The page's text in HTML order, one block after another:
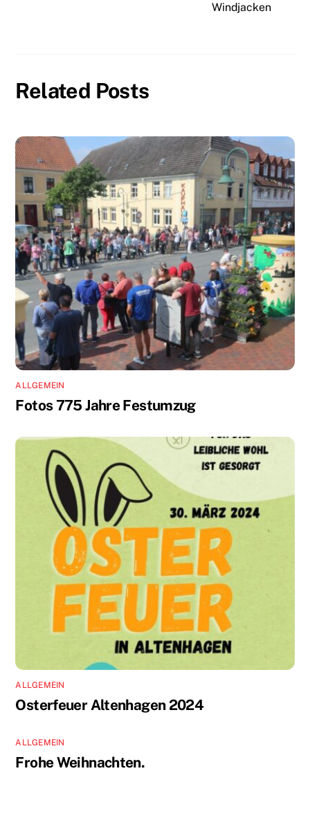
Windjacken
Related Posts
ALLGEMEIN
Fotos 775 Jahre Festumzug
ALLGEMEIN
Osterfeuer Altenhagen 2024
ALLGEMEIN
Frohe Weihnachten.